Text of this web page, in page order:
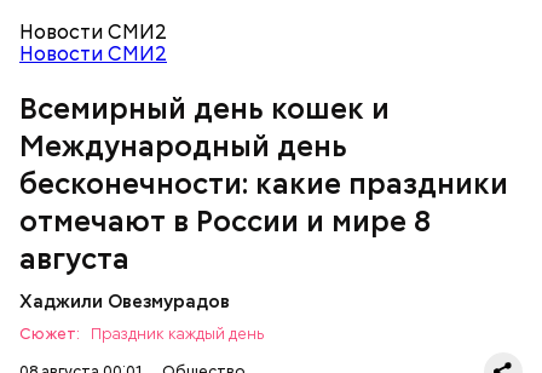
Новости СМИ2
Новости СМИ2
Всемирный день кошек и
Международный день
бесконечности: какие праздники
отмечают в России и мире 8
августа
Хаджили Овезмурадов
Сюжет:
Праздник каждый день
Международный день бесконечности
День малины со сливками
кабачок;
растительное масло;
помидоры черри либо грунтовые.